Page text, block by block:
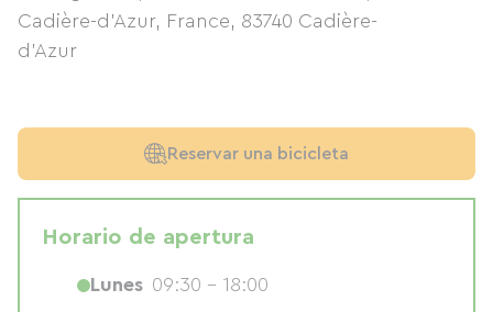
Cadière-d'Azur, France, 83740 Cadière-
d'Azur
Reservar una bicicleta
Horario de apertura
Lunes 09:30 - 18:00